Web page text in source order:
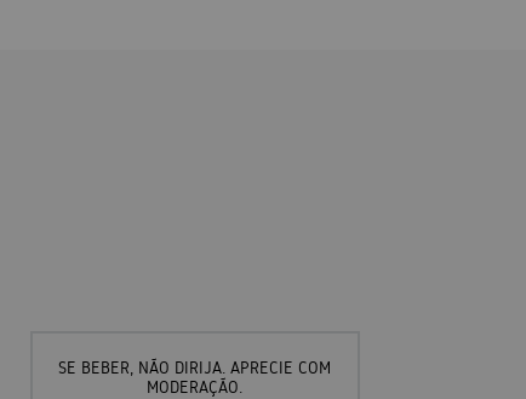
SE BEBER, NÃO DIRIJA. APRECIE COM
MODERAÇÃO.